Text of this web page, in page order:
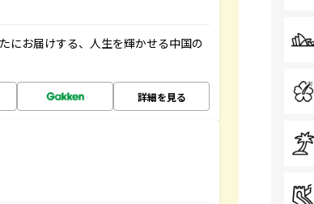
にお届けする、人生を輝かせる中国の
詳細を見る